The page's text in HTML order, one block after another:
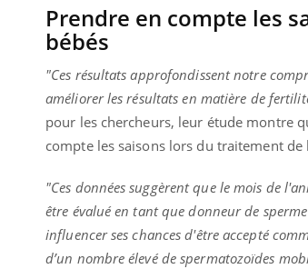
Prendre en compte les
bébés
"Ces résultats approfondissent notre
améliorer les résultats en matière de
pour les chercheurs, leur étude montre
compte les saisons lors du traitement de
"Ces données suggèrent que le mois de
être évalué en tant que donneur de
influencer ses chances d'être accepté
d’un nombre élevé de spermatozoïdes